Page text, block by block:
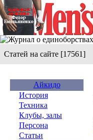
Статей на сайте [17561]
Айкидо
История
Техника
Клубы, залы
Персона
Статьи